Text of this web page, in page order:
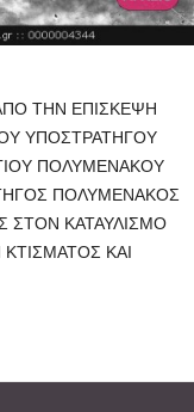
ΤΗΝ ΕΠΙΣΚΕΨΗ
ΥΠΟΣΤΡΑΤΗΓΟΥ
ΠΟΛΥΜΕΝΑΚΟΥ
ΠΟΛΥΜΕΝΑΚΟΣ
ΣΤΟΝ ΚΑΤΑΥΛΙΣΜΟ
ΚΑΙ